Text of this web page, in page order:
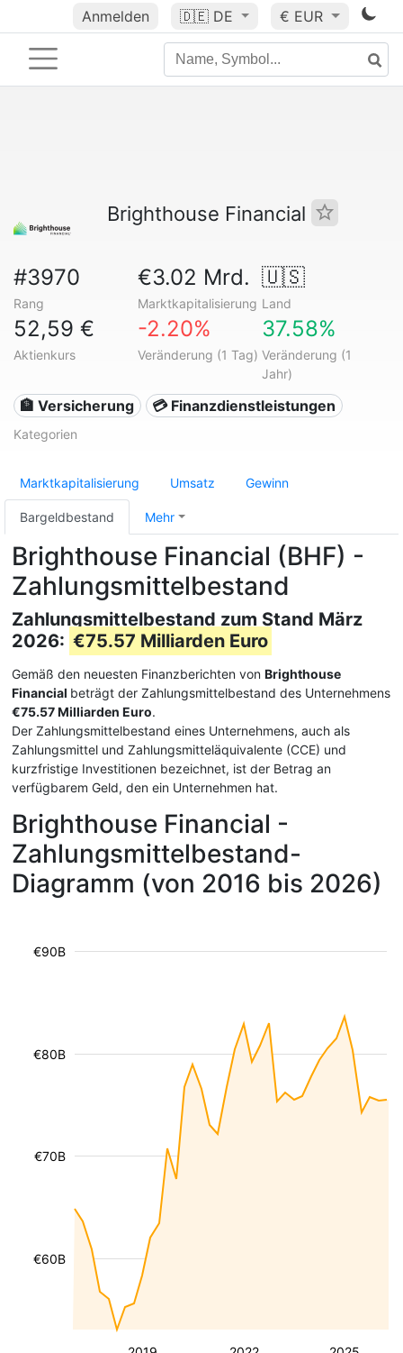
Anmelden 🇩🇪 DE € EUR
Brighthouse Financial
#3970
Rang
€3.02 Mrd.
Marktkapitalisierung
🇺🇸
Land
52,59 €
Aktienkurs
-2.20%
Veränderung (1 Tag)
37.58%
Veränderung (1
Jahr)
🏦 Versicherung 💳 Finanzdienstleistungen
Kategorien
Marktkapitalisierung Umsatz Gewinn
Bargeldbestand Mehr
Brighthouse Financial (BHF) -
Zahlungsmittelbestand
Zahlungsmittelbestand zum Stand März
2026: €75.57 Milliarden Euro
Gemäß den neuesten Finanzberichten von Brighthouse
Financial beträgt der Zahlungsmittelbestand des Unternehmens
€75.57 Milliarden Euro.
Der Zahlungsmittelbestand eines Unternehmens, auch als
Zahlungsmittel und Zahlungsmitteläquivalente (CCE) und
kurzfristige Investitionen bezeichnet, ist der Betrag an
verfügbarem Geld, den ein Unternehmen hat.
Brighthouse Financial -
Zahlungsmittelbestand-
Diagramm (von 2016 bis 2026)
€60B
€70B
€80B
€90B